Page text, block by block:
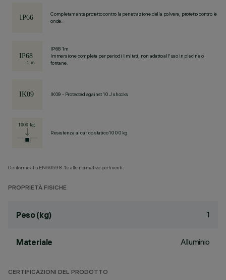
Completamente protetto contro la penetrazione della polvere, protetto contro le
onde.
IP68 1m
Immersione completa per periodi limitati, non adatto all'uso in piscine o
fontane.
IK09 - Protected against 10 J shocks
Resistenza al carico statico 1000 kg
Conforme alla EN60598-1 e alle normative pertinenti.
PROPRIETÀ FISICHE
Peso (kg) 1
Materiale Alluminio
CERTIFICAZIONI DEL PRODOTTO